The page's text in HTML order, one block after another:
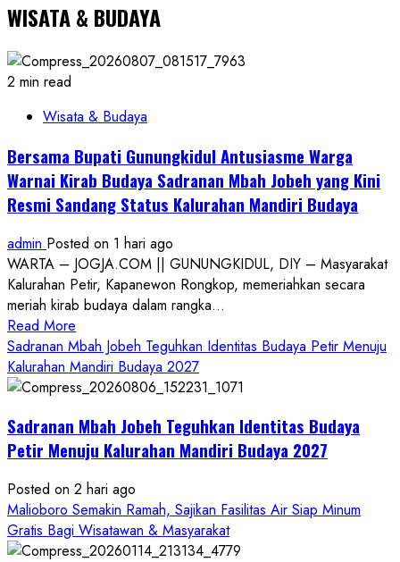
WISATA & BUDAYA
2 min read
Wisata & Budaya
Bersama Bupati Gunungkidul Antusiasme Warga
Warnai Kirab Budaya Sadranan Mbah Jobeh yang Kini
Resmi Sandang Status Kalurahan Mandiri Budaya
admin Posted on 1 hari ago
WARTA – JOGJA.COM || GUNUNGKIDUL, DIY – Masyarakat
Kalurahan Petir, Kapanewon Rongkop, memeriahkan secara
meriah kirab budaya dalam rangka...
Read More
more
about
Bersama
Gunungkidul
Antusiasme
Warnai
Kirab
Budaya
Sadranan
Sadranan Mbah Jobeh Teguhkan Identitas Budaya Petir Menuju
Kalurahan Mandiri Budaya 2027
Sadranan Mbah Jobeh Teguhkan Identitas Budaya
Petir Menuju Kalurahan Mandiri Budaya 2027
Posted on 2 hari ago
Malioboro Semakin Ramah, Sajikan Fasilitas Air Siap Minum
Gratis Bagi Wisatawan & Masyarakat